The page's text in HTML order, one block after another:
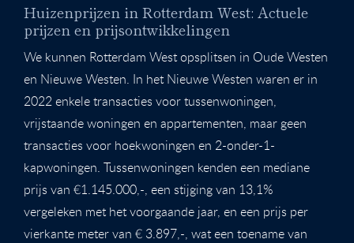
Huizenprijzen in Rotterdam West: Actuele
prijzen en prijsontwikkelingen
We kunnen Rotterdam West opsplitsen in Oude Westen
en Nieuwe Westen. In het Nieuwe Westen waren er in
2022 enkele transacties voor tussenwoningen,
vrijstaande woningen en appartementen, maar geen
transacties voor hoekwoningen en 2-onder-1-
kapwoningen. Tussenwoningen kenden een mediane
prijs van €1.145.000,-, een stijging van 13,1%
vergeleken met het voorgaande jaar, en een prijs per
vierkante meter van € 3.897,-, wat een toename van